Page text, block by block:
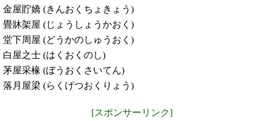
金屋貯嬌 (きんおくちょきょう)
畳牀架屋 (じょうしょうかおく)
堂下周屋 (どうかのしゅうおく)
白屋之士 (はくおくのし)
茅屋采椽 (ぼうおくさいてん)
落月屋梁 (らくげつおくりょう)
[スポンサーリンク]